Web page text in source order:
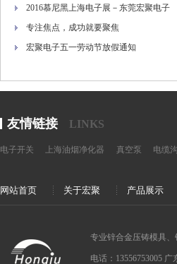
2016慕尼黑上海电子展－东莞宏聚电子
专注焦点，成功就要聚焦
宏聚电子五一劳动节放假通知
友情链接 LINKS
电子开关 上海油烟净化器 真空泵 电缆
网站首页 关于宏聚 产品展示
专业锌合金压铸模具
电话：13556753005 广